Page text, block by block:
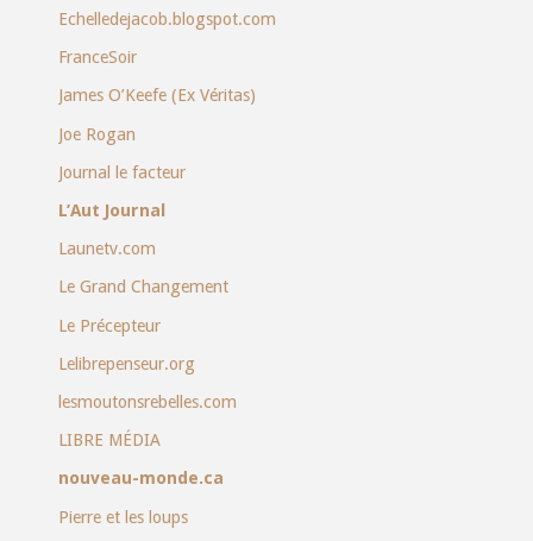
Echelledejacob.blogspot.com
FranceSoir
James O’Keefe (Ex Véritas)
Joe Rogan
Journal le facteur
L’Aut Journal
Launetv.com
Le Grand Changement
Le Précepteur
Lelibrepenseur.org
lesmoutonsrebelles.com
LIBRE MÉDIA
nouveau-monde.ca
Pierre et les loups